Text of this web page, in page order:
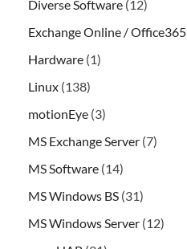
Diverse Software (12)
Exchange Online / Office365
Hardware (1)
Linux (138)
motionEye (3)
MS Exchange Server (7)
MS Software (14)
MS Windows BS (31)
MS Windows Server (12)